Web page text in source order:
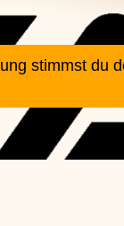
stimmst du